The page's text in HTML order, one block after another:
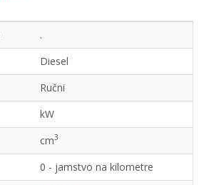
.
Diesel
Ručni
kW
cm3
0 - jamstvo na kilometre